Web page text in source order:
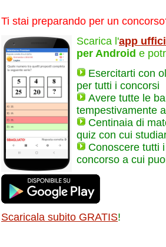
Ti stai preparando per un
Scarica l'app
per Android e
Esercitarti con
per tutti i concorsi
Avere tutte le
tempestivamente
Centinaia di
quiz con cui
Conoscere tutti
concorso a cui
Scaricala subito GRATIS!